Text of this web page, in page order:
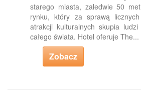
starego miasta, zaledwie 50
rynku, który za sprawą
atrakcji kulturalnych skupia
całego świata. Hotel oferuje The...
Zobacz